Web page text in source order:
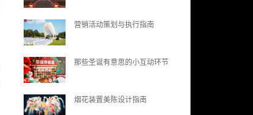
营销活动策划与执行指南
那些圣诞有意思的小互动环节
烟花装置美陈设计指南